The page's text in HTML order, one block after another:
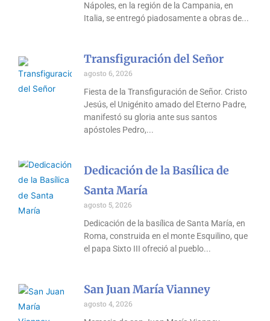
Nápoles, en la región de la Campania, en
Italia, se entregó piadosamente a obras de
Transfiguración del Señor
agosto 6, 2026
Fiesta de la Transfiguración de Señor. Cristo
Jesús, el Unigénito amado del Eterno Padre,
manifestó su gloria ante sus santos
apóstoles Pedro,
Dedicación de la Basílica de
Santa María
agosto 5, 2026
Dedicación de la basílica de Santa María, en
Roma, construida en el monte Esquilino, que
el papa Sixto III ofreció al pueblo
San Juan María Vianney
agosto 4, 2026